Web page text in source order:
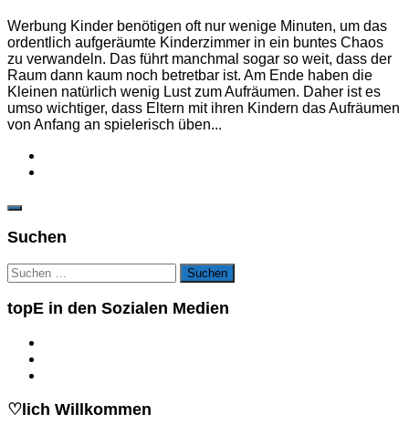
Werbung Kinder benötigen oft nur wenige Minuten, um das
ordentlich aufgeräumte Kinderzimmer in ein buntes Chaos
zu verwandeln. Das führt manchmal sogar so weit, dass der
Raum dann kaum noch betretbar ist. Am Ende haben die
Kleinen natürlich wenig Lust zum Aufräumen. Daher ist es
umso wichtiger, dass Eltern mit ihren Kindern das Aufräumen
von Anfang an spielerisch üben...
Suchen
Suchen
nach:
topE in den Sozialen Medien
♡lich Willkommen